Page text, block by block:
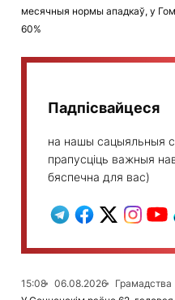
месячныя нормы ападкаў, у
60%
Падпісвайцеся
на нашы сацыяльныя
прапусціць важныя
бяспечна для вас)
15:08 06.08.2026
Грамадства